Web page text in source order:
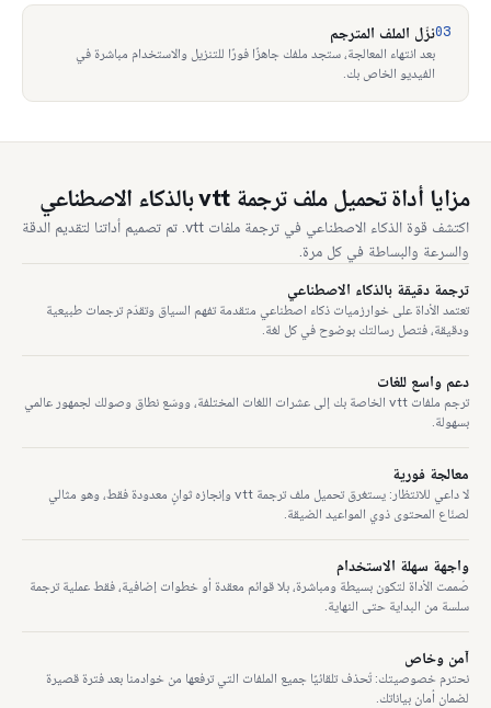
03نزّل الملف المترجم
بعد انتهاء المعالجة، ستجد ملفك جاهزًا فورًا للتنزيل والاستخدام مباشرة في
الفيديو الخاص بك.
مزايا أداة تحميل ملف ترجمة vtt بالذكاء الاصطناعي
اكتشف قوة الذكاء الاصطناعي في ترجمة ملفات vtt. تم تصميم أداتنا لتقديم الدقة
والسرعة والبساطة في كل مرة.
ترجمة دقيقة بالذكاء الاصطناعي
تعتمد الأداة على خوارزميات ذكاء اصطناعي متقدمة تفهم السياق وتقدّم ترجمات طبيعية
ودقيقة، فتصل رسالتك بوضوح في كل لغة.
دعم واسع للغات
ترجم ملفات vtt الخاصة بك إلى عشرات اللغات المختلفة، ووسّع نطاق وصولك لجمهور عالمي
بسهولة.
معالجة فورية
لا داعي للانتظار: يستغرق تحميل ملف ترجمة vtt وإنجازه ثوانٍ معدودة فقط، وهو مثالي
لصنّاع المحتوى ذوي المواعيد الضيقة.
واجهة سهلة الاستخدام
صُممت الأداة لتكون بسيطة ومباشرة، بلا قوائم معقدة أو خطوات إضافية، فقط عملية ترجمة
سلسة من البداية حتى النهاية.
آمن وخاص
نحترم خصوصيتك: تُحذف تلقائيًا جميع الملفات التي ترفعها من خوادمنا بعد فترة قصيرة
لضمان أمان بياناتك.